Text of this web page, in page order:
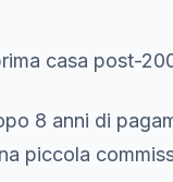
casa post-
8 anni di
piccola